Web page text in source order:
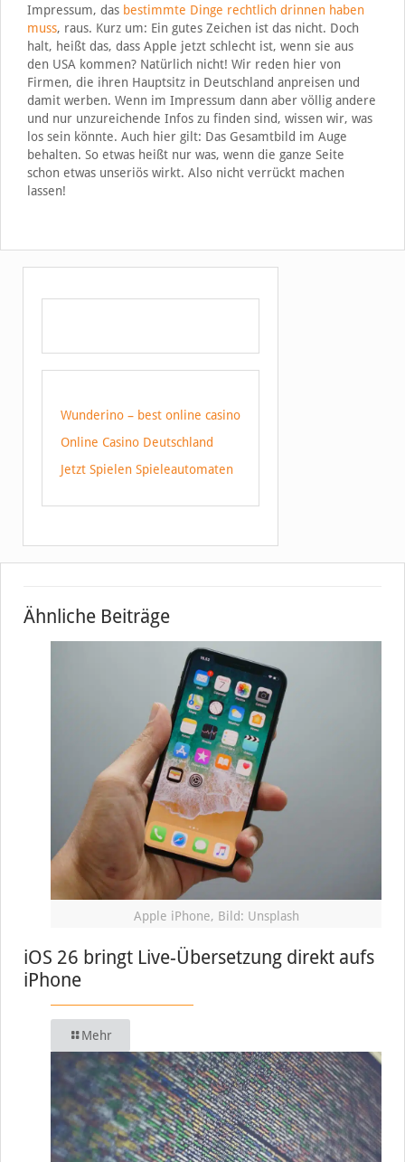
Impressum, das bestimmte Dinge rechtlich drinnen haben
muss, raus. Kurz um: Ein gutes Zeichen ist das nicht. Doch
halt, heißt das, dass Apple jetzt schlecht ist, wenn sie aus
den USA kommen? Natürlich nicht! Wir reden hier von
Firmen, die ihren Hauptsitz in Deutschland anpreisen und
damit werben. Wenn im Impressum dann aber völlig andere
und nur unzureichende Infos zu finden sind, wissen wir, was
los sein könnte. Auch hier gilt: Das Gesamtbild im Auge
behalten. So etwas heißt nur was, wenn die ganze Seite
schon etwas unseriös wirkt. Also nicht verrückt machen
lassen!
Wunderino – best online casino
Online Casino Deutschland
Jetzt Spielen Spieleautomaten
Ähnliche Beiträge
Apple iPhone, Bild: Unsplash
iOS 26 bringt Live-Übersetzung direkt aufs
iPhone
Mehr